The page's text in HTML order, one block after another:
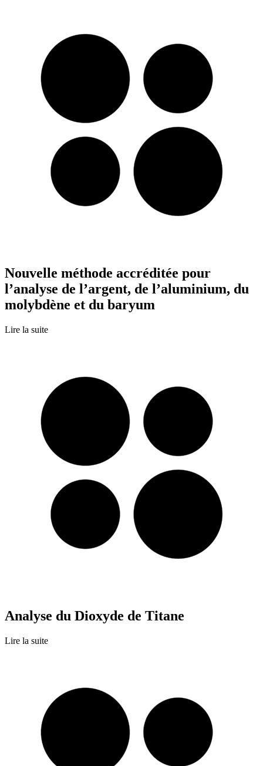
Nouvelle méthode accréditée pour
l’analyse de l’argent, de l’aluminium, du
molybdène et du baryum
Lire la suite
Analyse du Dioxyde de Titane
Lire la suite